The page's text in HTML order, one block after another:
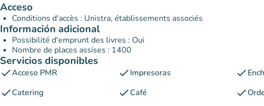
Acceso
Conditions d'accès : Unistra, établissements associés
Información adicional
Possibilité d'emprunt des livres : Oui
Nombre de places assises : 1400
Servicios disponibles
checkAcceso PMR checkImpresoras check
checkCatering checkCafé check